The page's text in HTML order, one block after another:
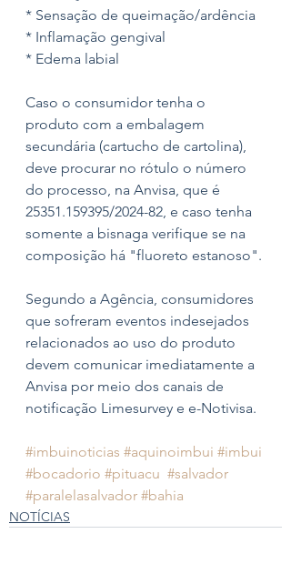
* Sensação de queimação/ardência
* Inflamação gengival
* Edema labial
Caso o consumidor tenha o
produto com a embalagem
secundária (cartucho de cartolina),
deve procurar no rótulo o número
do processo, na Anvisa, que é
25351.159395/2024-82, e caso tenha
somente a bisnaga verifique se na
composição há "fluoreto estanoso".
Segundo a Agência, consumidores
que sofreram eventos indesejados
relacionados ao uso do produto
devem comunicar imediatamente a
Anvisa por meio dos canais de
notificação Limesurvey e e-Notivisa.
#imbuinoticias #aquinoimbui #imbui
#bocadorio #pituacu #salvador
#paralelasalvador #bahia
NOTÍCIAS